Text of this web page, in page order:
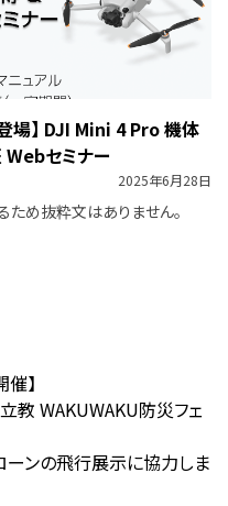
機体
セミナー
2025年6月28日
ため抜粋文はありません。
】
教 WAKUWAKU防災フェ
ーンの飛行展示に協力しま